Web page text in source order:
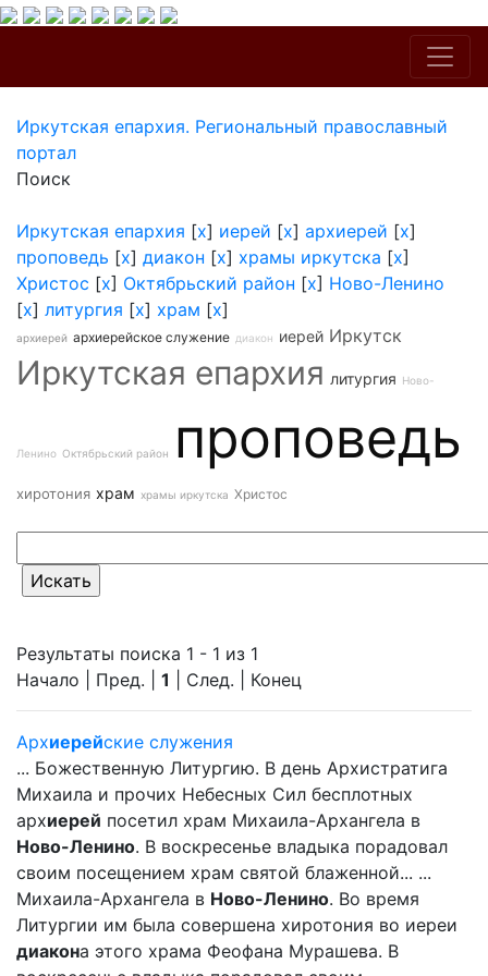
Иркутская епархия. Региональный православный
портал
Поиск
Иркутская епархия [x] иерей [x] архиерей [x]
проповедь [x] диакон [x] храмы иркутска [x]
Христос [x] Октябрьский район [x] Ново-Ленино
[x] литургия [x] храм [x]
архиерей архиерейское служение диакон иерей Иркутск
Иркутская епархия литургия Ново-
Ленино Октябрьский район проповедь
хиротония храм храмы иркутска Христос
Результаты поиска 1 - 1 из 1
Начало | Пред. | 1 | След. | Конец
Архиерейские служения
... Божественную Литургию. В день Архистратига
Михаила и прочих Небесных Сил бесплотных
архиерей посетил храм Михаила-Архангела в
Ново-Ленино. В воскресенье владыка порадовал
своим посещением храм святой блаженной... ...
Михаила-Архангела в Ново-Ленино. Во время
Литургии им была совершена хиротония во иереи
диакона этого храма Феофана Мурашева. В